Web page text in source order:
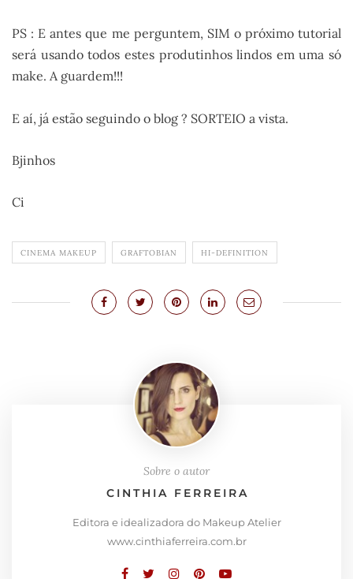
PS : E antes que me perguntem, SIM o próximo tutorial
será usando todos estes produtinhos lindos em uma só
make. A guardem!!!
E aí, já estão seguindo o blog ? SORTEIO a vista.
Bjinhos
Ci
CINEMA MAKEUP GRAFTOBIAN HI-DEFINITION
Sobre o autor
CINTHIA FERREIRA
Editora e idealizadora do Makeup Atelier
www.cinthiaferreira.com.br